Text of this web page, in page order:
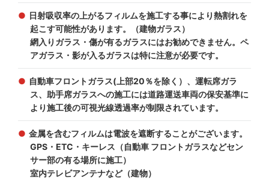
日射吸収率の上がるフィルムを施工する事により熱割れを
起こす可能性があります。（建物ガラス）
網入りガラス・傷が有るガラスにはお勧めできません。ペ
アガラス・影が入るガラスは特に注意が必要です。
自動車フロントガラス(上部20％を除く）、運転席ガラ
ス、助手席ガラスへの施工には道路運送車両の保安基準に
より施工後の可視光線透過率が制限されています。
金属を含むフィルムは電波を遮断することがございます。
GPS・ETC・キーレス（自動車 フロントガラスなどセン
サー部の有る場所に施工）
室内テレビアンテナなど（建物）